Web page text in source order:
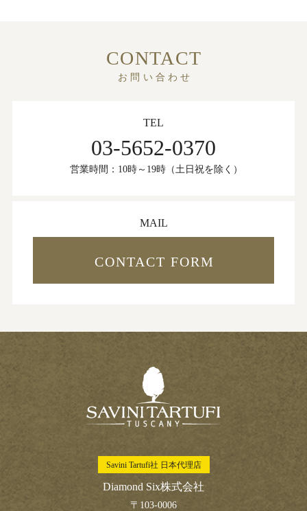
CONTACT
お問い合わせ
TEL
03-5652-0370
営業時間：10時～19時（土日祝を除く）
MAIL
CONTACT FORM
Savini Tartufi社 日本代理店
Diamond Six株式会社
〒103-0006